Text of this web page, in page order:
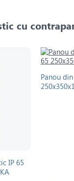
cu
IP 65
Panou